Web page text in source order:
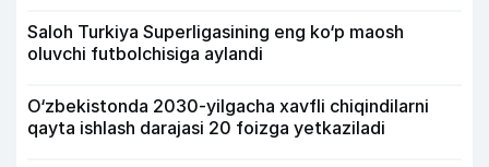
Saloh Turkiya Superligasining eng ko‘p maosh
oluvchi futbolchisiga aylandi
O‘zbekistonda 2030-yilgacha xavfli chiqindilarni
qayta ishlash darajasi 20 foizga yetkaziladi